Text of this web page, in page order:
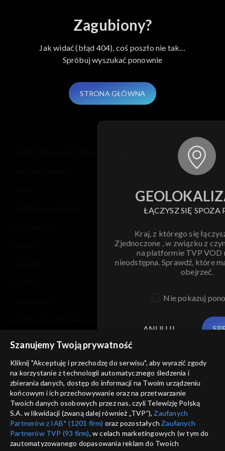
Zagubiony?
Jak widać (błąd 404), coś poszło nie tak…
Spróbuj wyszukać ponownie
STRONA GŁÓWNA
ŁĄCZYSZ SIĘ SPOZA
Kraj, z którego się
Zjednoczone , w związku z
na platformie TVP VOD
nieodstępna. Sprawdź, które
obejrzeć.
Nie pokazuj
ANULUJ
Szanujemy Twoją prywatność
Kliknij "Akceptuję i przechodzę do serwisu", aby wyrazić zgody
na korzystanie z technologii automatycznego śledzenia i
zbierania danych, dostęp do informacji na Twoim urządzeniu
końcowym i ich przechowywanie oraz na przetwarzanie
Twoich danych osobowych przez nas, czyli Telewizję Polską
S.A. w likwidacji (zwaną dalej również „TVP”), Zaufanych
Partnerów z IAB* (1201 firm) oraz pozostałych Zaufanych
Partnerów TVP (93 firm), w celach marketingowych (w tym do
zautomatyzowanego dopasowania reklam do Twoich